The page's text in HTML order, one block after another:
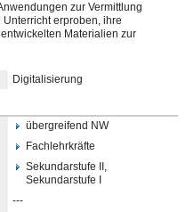
zur Vermittlung
erproben, ihre
Materialien zur
Digitalisierung
übergreifend NW
Fachlehrkräfte
Sekundarstufe II,
Sekundarstufe I
---